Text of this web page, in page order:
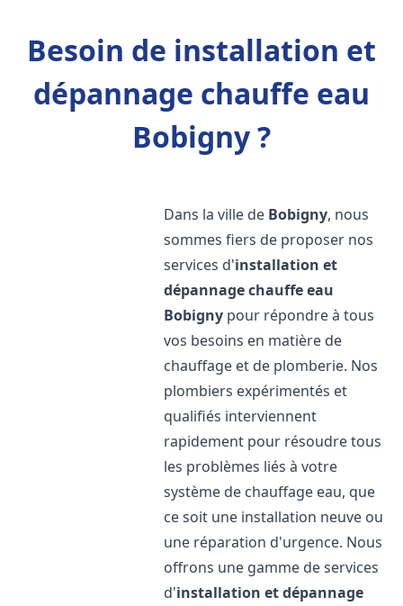
Besoin de installation et
dépannage chauffe eau
Bobigny ?
Dans la ville de Bobigny, nous
sommes fiers de proposer nos
services d'installation et
dépannage chauffe eau
Bobigny pour répondre à tous
vos besoins en matière de
chauffage et de plomberie. Nos
plombiers expérimentés et
qualifiés interviennent
rapidement pour résoudre tous
les problèmes liés à votre
système de chauffage eau, que
ce soit une installation neuve ou
une réparation d'urgence. Nous
offrons une gamme de services
d'installation et dépannage